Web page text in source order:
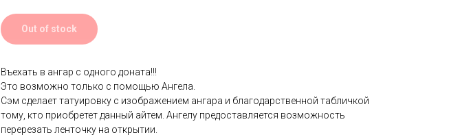
Out of stock
Въехать в ангар с одного доната!!!
Это возможно только с помощью Ангела.
Сэм сделает татуировку с изображением ангара и благодарственной табличкой
тому, кто приобретет данный айтем. Ангелу предоставляется возможность
перерезать ленточку на открытии.